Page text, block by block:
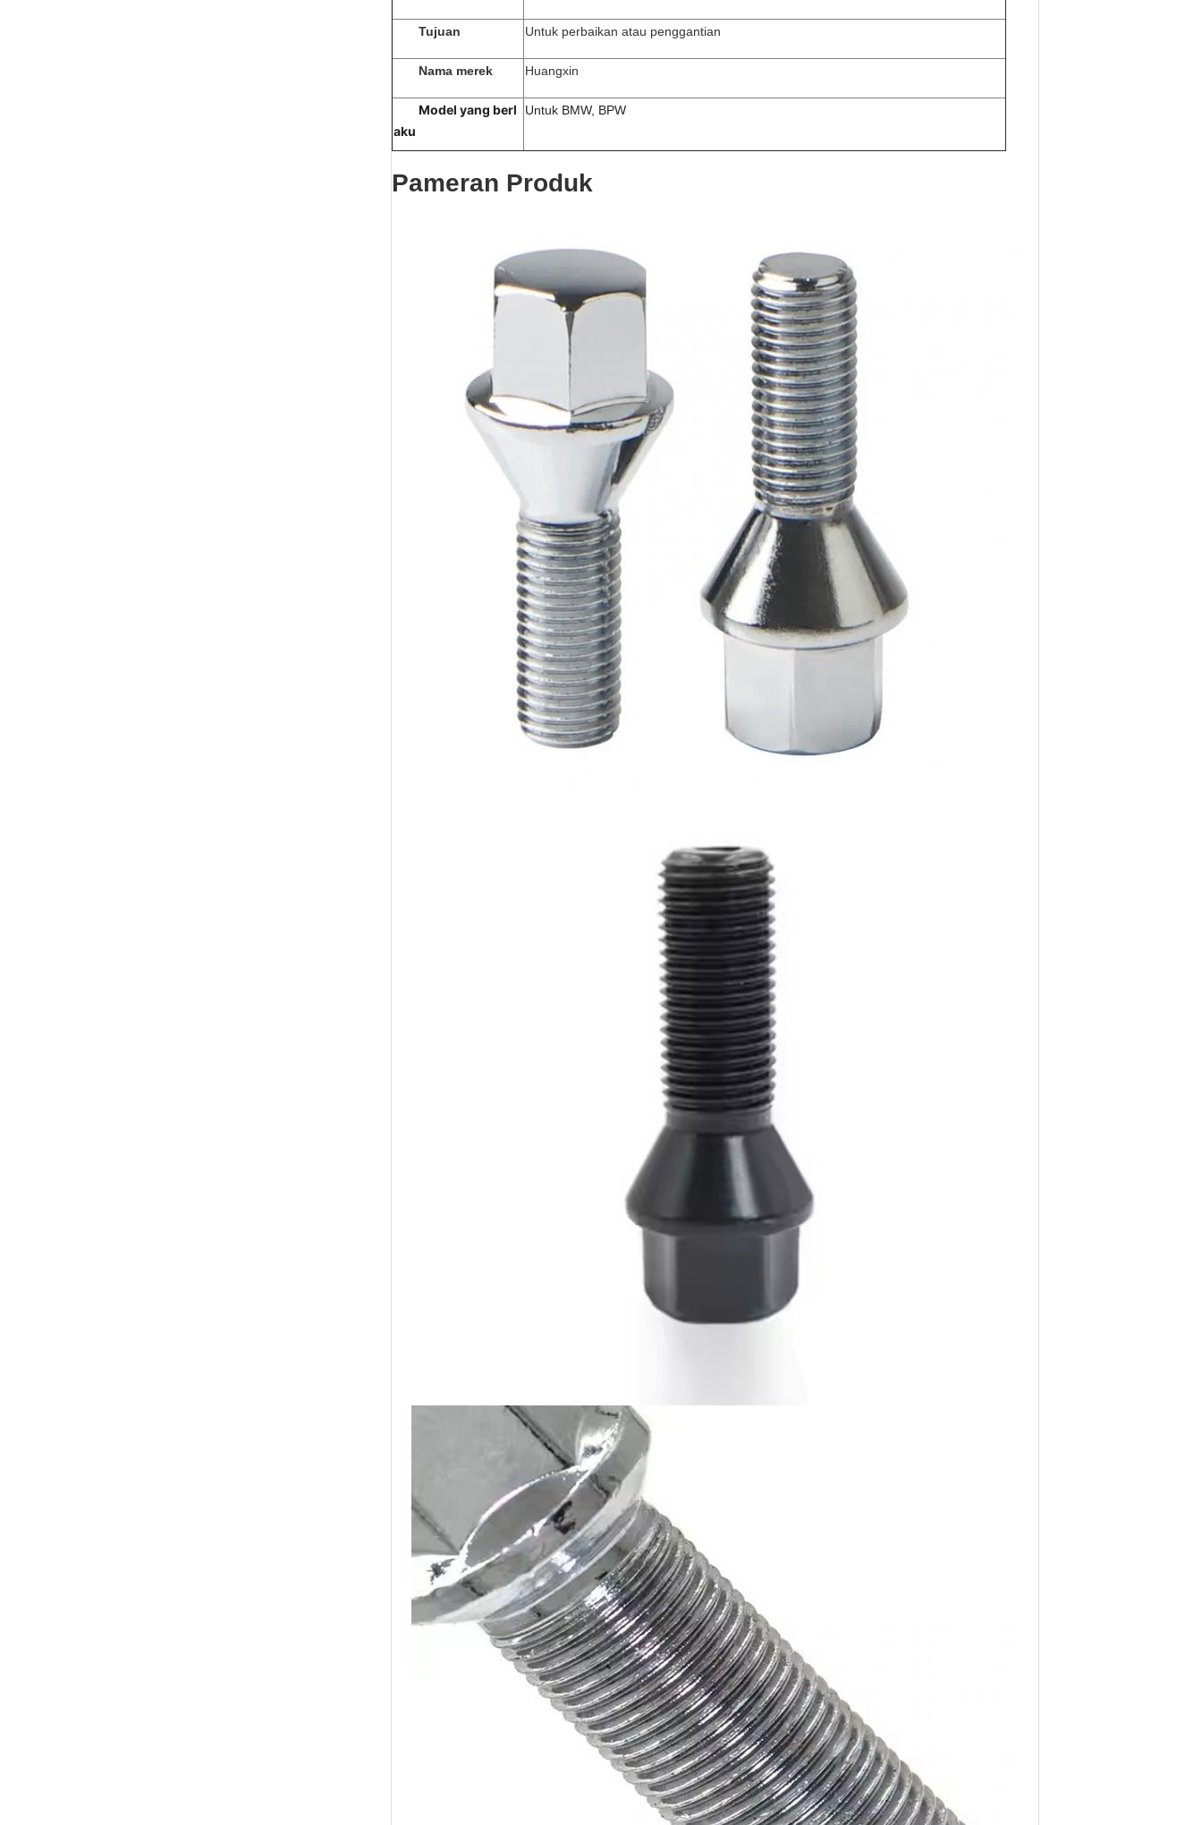
Tujuan Untuk perbaikan atau penggantian
Nama merek Huangxin
Model yang berl
aku
Untuk BMW, BPW
Pameran Produk